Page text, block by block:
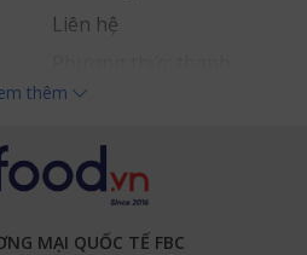
Liên hệ
toán
Tuyển dụng
THEO DÕI NGAY
thêm
MẠI QUỐC TẾ FBC